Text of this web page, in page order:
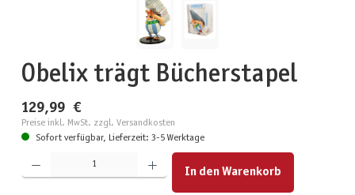
Obelix trägt Bücherstapel
129,99 €
Preise inkl. MwSt. zzgl. Versandkosten
Sofort verfügbar, Lieferzeit: 3-5 Werktage
Produkt Anzahl: Gib den gewünschten Wert ein oder benutze die Schaltflächen um die Anzahl zu
In den Warenkorb